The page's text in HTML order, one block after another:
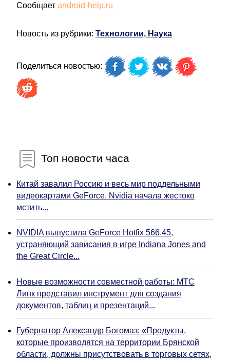
Сообщает android-help.ru
Новость из рубрики: Технологии, Наука
Поделиться новостью:
Топ новости часа
Китай завалил Россию и весь мир поддельными
видеокартами GeForce. Nvidia начала жестоко
мстить...
NVIDIA выпустила GeForce Hotfix 566.45,
устраняющий зависания в игре Indiana Jones and
the Great Circle...
Новые возможности совместной работы: МТС
Линк представил инструмент для создания
документов, таблиц и презентаций...
Губернатор Александр Богомаз: «Продукты,
которые производятся на территории Брянской
области, должны присутствовать в торговых сетях,